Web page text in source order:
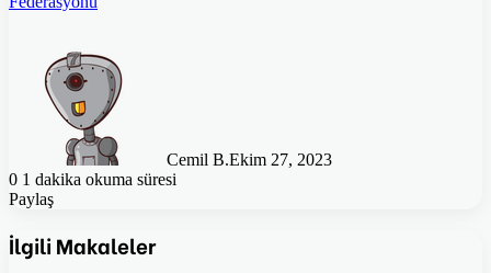
Cemil B.Ekim 27, 2023
0 1 dakika okuma süresi
Paylaş
Posta
ile
İlgili Makaleler